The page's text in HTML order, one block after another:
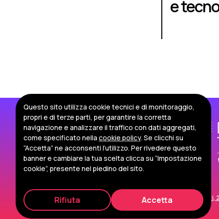
e
© 2026 Politecnico di Torino Corso Duca degli Abruzzi,
Questo sito utilizza cookie tecnici e di monitoraggio,
propri e di terze parti, per garantire la corretta
navigazione e analizzare il traffico con dati aggregati,
come specificato nella cookie policy. Se clicchi su
“Accetta” ne acconsenti l’utilizzo. Per rivedere questo
banner e cambiare la tua scelta clicca su “Impostazione
cookie”, presente nel piedino del sito.
Rifiuta Accetta